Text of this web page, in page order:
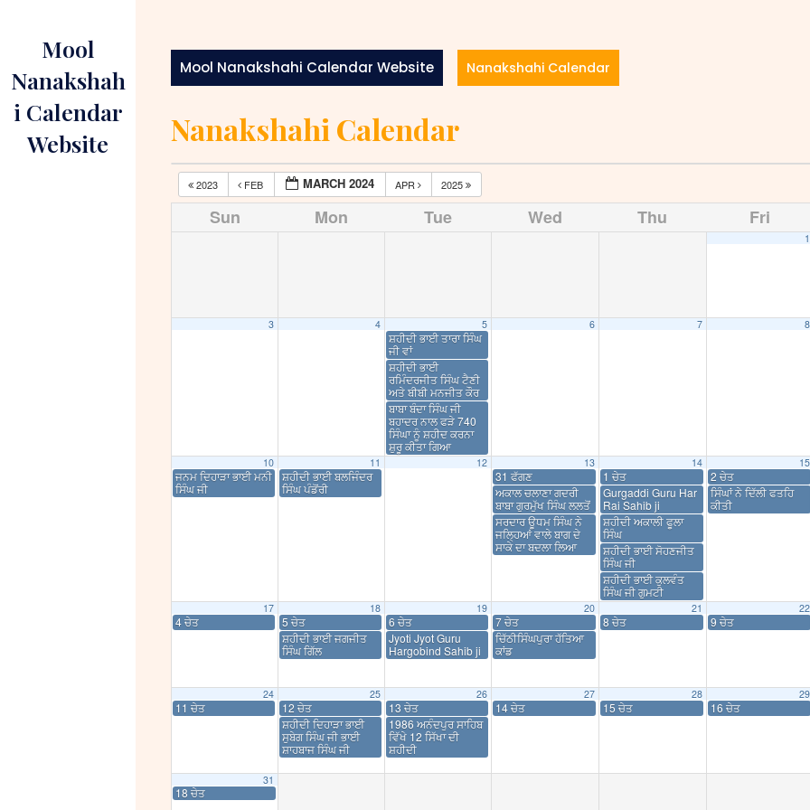
contentMool
Nanakshah
i Calendar
Website
Mool Nanakshahi Calendar Website Nanakshahi Calendar
Nanakshahi Calendar
2023 FEB MARCH 2024 APR 2025
Sun Mon Tue Wed Thu Fri
1
3 4 5
ਸ਼ਹੀਦੀ ਭਾਈ ਤਾਰਾ ਸਿੰਘ
ਜੀ ਵਾਂ
ਸ਼ਹੀਦੀ ਭਾਈ
ਰਮਿੰਦਰਜੀਤ ਸਿੰਘ ਟੈਣੀ
ਅਤੇ ਬੀਬੀ ਮਨਜੀਤ ਕੌਰ
ਬਾਬਾ ਬੰਦਾ ਸਿੰਘ ਜੀ
ਬਹਾਦਰ ਨਾਲ ਫੜੇ 740
ਸਿੰਘਾ ਨੂੰ ਸ਼ਹੀਦ ਕਰਨਾ
ਸ਼ੁਰੂ ਕੀਤਾ ਗਿਆ
6 7 8
10
ਜਨਮ ਦਿਹਾੜਾ ਭਾਈ ਮਨੀ
ਸਿੰਘ ਜੀ
11
ਸ਼ਹੀਦੀ ਭਾਈ ਬਲਜਿੰਦਰ
ਸਿੰਘ ਪੰਡੋਂਰੀ
12 13
31 ਫੱਗਣ
ਅਕਾਲ ਚਲਾਣਾ ਗਦਰੀ
ਬਾਬਾ ਗੁਰਮੁੱਖ ਸਿੰਘ ਲਲਤੋਂ
ਸਰਦਾਰ ਊਧਮ ਸਿੰਘ ਨੇ
ਜਲ੍ਹਿਆਂ ਵਾਲੇ ਬਾਗ ਦੇ
ਸਾਕੇ ਦਾ ਬਦਲਾ ਲਿਆ
14
1 ਚੇਤ
Gurgaddi Guru Har
Rai Sahib ji
ਸ਼ਹੀਦੀ ਅਕਾਲੀ ਫੂਲਾ
ਸਿੰਘ
ਸ਼ਹੀਦੀ ਭਾਈ ਸੋਹਣਜੀਤ
ਸਿੰਘ ਜੀ
ਸ਼ਹੀਦੀ ਭਾਈ ਕੁਲਵੰਤ
ਸਿੰਘ ਜੀ ਗੁਮਟੀ
15
2 ਚੇਤ
ਸਿੰਘਾਂ ਨੇ ਦਿੱਲੀ ਫਤਹਿ
ਕੀਤੀ
17
4 ਚੇਤ
18
5 ਚੇਤ
ਸ਼ਹੀਦੀ ਭਾਈ ਜਗਜੀਤ
ਸਿੰਘ ਗਿੱਲ
19
6 ਚੇਤ
Jyoti Jyot Guru
Hargobind Sahib ji
20
7 ਚੇਤ
ਚਿੱਠੀਸਿੰਘਪੁਰਾ ਹੱਤਿਆ
ਕਾਂਡ
21
8 ਚੇਤ
22
9 ਚੇਤ
24
11 ਚੇਤ
25
12 ਚੇਤ
ਸ਼ਹੀਦੀ ਦਿਹਾੜਾ ਭਾਈ
ਸੁਬੇਗ ਸਿੰਘ ਜੀ ਭਾਈ
ਸ਼ਾਹਬਾਜ ਸਿੰਘ ਜੀ
26
13 ਚੇਤ
1986 ਅਨੰਦਪੁਰ ਸਾਹਿਬ
ਵਿੱਖੇ 12 ਸਿੱਖਾ ਦੀ
ਸ਼ਹੀਦੀ
27
14 ਚੇਤ
28
15 ਚੇਤ
29
16 ਚੇਤ
31
18 ਚੇਤ